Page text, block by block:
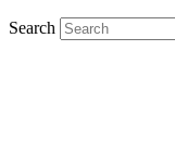
Search